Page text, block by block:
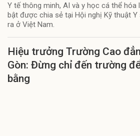
Y tế thông minh, AI và y học cá thể hóa
bật được chia sẻ tại Hội nghị Kỹ thuật
ra ở Việt Nam.
Hiệu trưởng Trường Cao
Gòn: Đừng chỉ đến trường
bằng